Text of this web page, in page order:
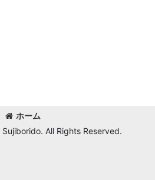
ホーム
All Rights Reserved.